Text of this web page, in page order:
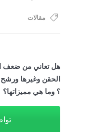
مقالات
هل تعاني من ضعف
الحقن وغيرها
؟ وما هي مميزاتها؟